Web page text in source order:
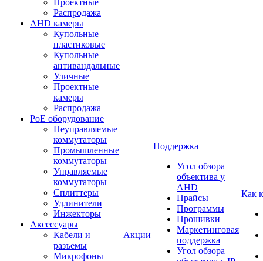
Проектные
Распродажа
AHD камеры
Купольные
пластиковые
Купольные
антивандальные
Уличные
Проектные
камеры
Распродажа
PoE оборудование
Неуправляемые
коммутаторы
Промышленные
коммутаторы
Управляемые
коммутаторы
Сплиттеры
Удлинители
Инжекторы
Аксессуары
Кабели и
разъемы
Микрофоны
Акции
Поддержка
Угол обзора
объектива у
AHD
Прайсы
Программы
Прошивки
Маркетинговая
поддержка
Угол обзора
Как